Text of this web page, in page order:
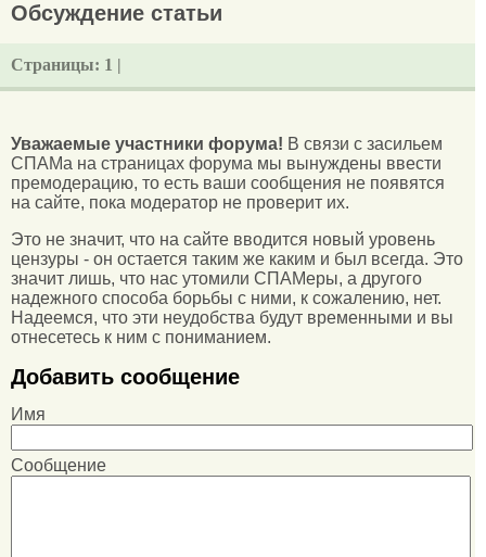
Обсуждение статьи
Страницы: 1 |
Уважаемые участники форума! В связи с засильем
СПАМа на страницах форума мы вынуждены ввести
премодерацию, то есть ваши сообщения не появятся
на сайте, пока модератор не проверит их.
Это не значит, что на сайте вводится новый уровень
цензуры - он остается таким же каким и был всегда. Это
значит лишь, что нас утомили СПАМеры, а другого
надежного способа борьбы с ними, к сожалению, нет.
Надеемся, что эти неудобства будут временными и вы
отнесетесь к ним с пониманием.
Добавить сообщение
Имя
Сообщение